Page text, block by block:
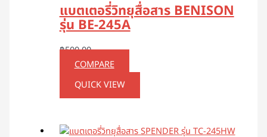
แบตเตอรี่วิทยุสื่อสาร BENISON
รุ่น BE-245A
฿500.00
COMPARE
QUICK VIEW